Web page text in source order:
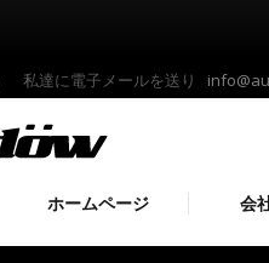
私達に電子メールを送り
ホームページ 会